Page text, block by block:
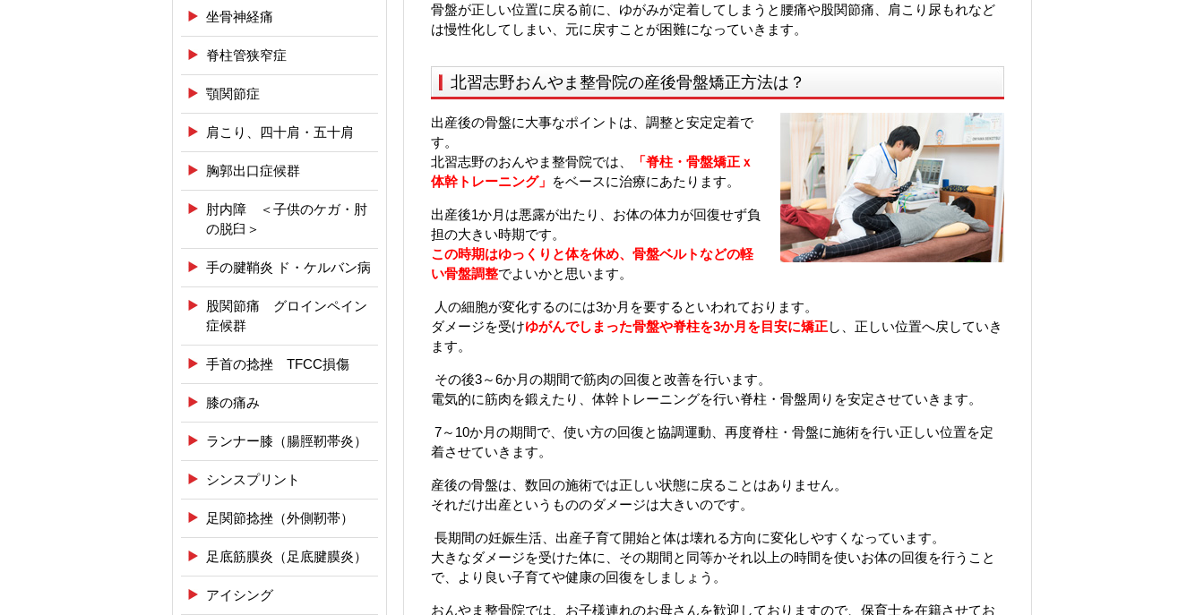
骨盤が正しい位置に戻る前に、ゆがみが定着してしまうと腰痛や股関節痛、肩こり尿もれなど
は慢性化してしまい、元に戻すことが困難になっていきます。
北習志野おんやま整骨院の産後骨盤矯正方法は？
出産後の骨盤に大事なポイントは、調整と安定定着で
す。
北習志野のおんやま整骨院では、
「脊柱・骨盤矯正ｘ
体幹トレーニング」 をベースに治療にあたります。
出産後1か月は悪露が出たり、お体の体力が回復せず負
担の大きい時期です。
この時期はゆっくりと体を休め、骨盤ベルトなどの軽
い骨盤調整でよいかと思います。
人の細胞が変化するのには3か月を要するといわれております。
ダメージを受けゆがんでしまった骨盤や脊柱を3か月を目安に矯正し、正しい位置へ戻していき
ます。
その後3～6か月の期間で筋肉の回復と改善を行います。
電気的に筋肉を鍛えたり、体幹トレーニングを行い脊柱・骨盤周りを安定させていきます。
7～10か月の期間で、使い方の回復と協調運動、再度脊柱・骨盤に施術を行い正しい位置を定
着させていきます。
産後の骨盤は、数回の施術では正しい状態に戻ることはありません。
それだけ出産というもののダメージは大きいのです。
長期間の妊娠生活、出産子育て開始と体は壊れる方向に変化しやすくなっています。
大きなダメージを受けた体に、その期間と同等かそれ以上の時間を使いお体の回復を行うこと
で、より良い子育てや健康の回復をしましょう。
おんやま整骨院では、お子様連れのお母さんを歓迎しておりますので、保育士を在籍させてお
坐骨神経痛
脊柱管狭窄症
顎関節症
肩こり、四十肩・五十肩
胸郭出口症候群
肘内障 ＜子供のケガ・肘
の脱臼＞
手の腱鞘炎 ド・ケルバン病
股関節痛 グロインペイン
症候群
手首の捻挫 TFCC損傷
膝の痛み
ランナー膝（腸脛靭帯炎）
シンスプリント
足関節捻挫（外側靭帯）
足底筋膜炎（足底腱膜炎）
アイシング